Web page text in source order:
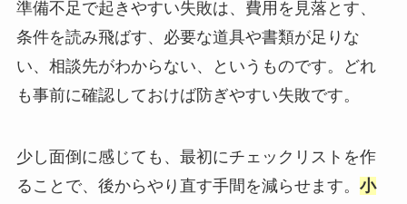
準備不足で起きやすい失敗は、費用を見落とす、
条件を読み飛ばす、必要な道具や書類が足りな
い、相談先がわからない、というものです。どれ
も事前に確認しておけば防ぎやすい失敗です。
少し面倒に感じても、最初にチェックリストを作
ることで、後からやり直す手間を減らせます。 小